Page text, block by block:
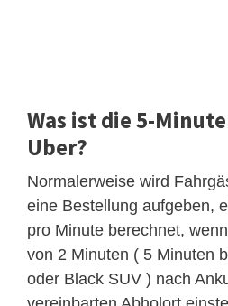
Was ist die 5-
Uber?
Normalerweise wird
eine Bestellung aufgeben,
pro Minute berechnet,
von 2 Minuten ( 5 Minuten
oder Black SUV ) nach